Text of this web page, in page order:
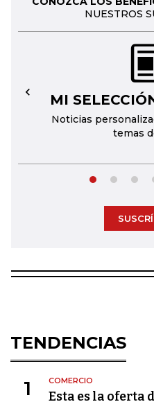
NUESTROS
MI
Noticias
temas
←
TENDENCIAS
1 COMERCIO
Esta es la oferta